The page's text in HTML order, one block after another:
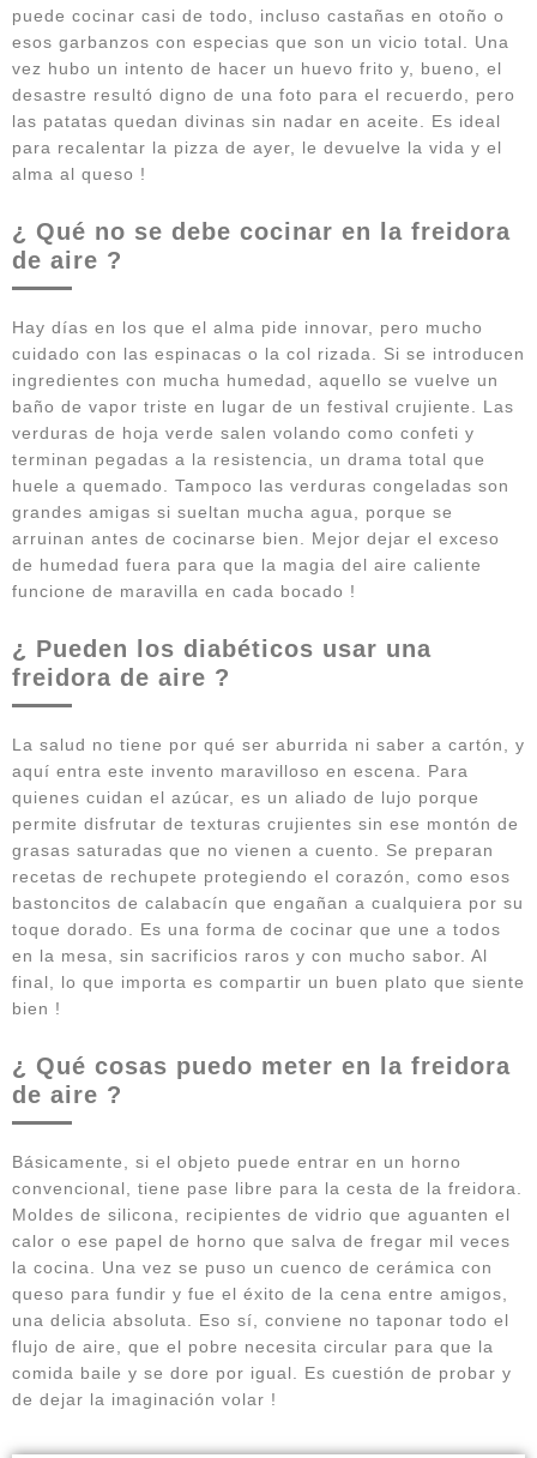
puede cocinar casi de todo, incluso castañas en otoño o
esos garbanzos con especias que son un vicio total. Una
vez hubo un intento de hacer un huevo frito y, bueno, el
desastre resultó digno de una foto para el recuerdo, pero
las patatas quedan divinas sin nadar en aceite. Es ideal
para recalentar la pizza de ayer, le devuelve la vida y el
alma al queso !
¿ Qué no se debe cocinar en la freidora
de aire ?
Hay días en los que el alma pide innovar, pero mucho
cuidado con las espinacas o la col rizada. Si se introducen
ingredientes con mucha humedad, aquello se vuelve un
baño de vapor triste en lugar de un festival crujiente. Las
verduras de hoja verde salen volando como confeti y
terminan pegadas a la resistencia, un drama total que
huele a quemado. Tampoco las verduras congeladas son
grandes amigas si sueltan mucha agua, porque se
arruinan antes de cocinarse bien. Mejor dejar el exceso
de humedad fuera para que la magia del aire caliente
funcione de maravilla en cada bocado !
¿ Pueden los diabéticos usar una
freidora de aire ?
La salud no tiene por qué ser aburrida ni saber a cartón, y
aquí entra este invento maravilloso en escena. Para
quienes cuidan el azúcar, es un aliado de lujo porque
permite disfrutar de texturas crujientes sin ese montón de
grasas saturadas que no vienen a cuento. Se preparan
recetas de rechupete protegiendo el corazón, como esos
bastoncitos de calabacín que engañan a cualquiera por su
toque dorado. Es una forma de cocinar que une a todos
en la mesa, sin sacrificios raros y con mucho sabor. Al
final, lo que importa es compartir un buen plato que siente
bien !
¿ Qué cosas puedo meter en la freidora
de aire ?
Básicamente, si el objeto puede entrar en un horno
convencional, tiene pase libre para la cesta de la freidora.
Moldes de silicona, recipientes de vidrio que aguanten el
calor o ese papel de horno que salva de fregar mil veces
la cocina. Una vez se puso un cuenco de cerámica con
queso para fundir y fue el éxito de la cena entre amigos,
una delicia absoluta. Eso sí, conviene no taponar todo el
flujo de aire, que el pobre necesita circular para que la
comida baile y se dore por igual. Es cuestión de probar y
de dejar la imaginación volar !